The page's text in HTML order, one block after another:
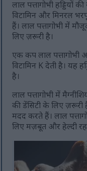
लाल पत्तागोभी हड्डियों
विटामिन और मिनरल
हैं। लाल पत्तागोभी में
लिए ज़रूरी है।
एक कप लाल पत्तागोभी
विटामिन K देती है। यह
है।
लाल पत्तागोभी में
की डेंसिटी के लिए ज़रूरी
मदद करते हैं। लाल
लिए मज़बूत और हेल्दी